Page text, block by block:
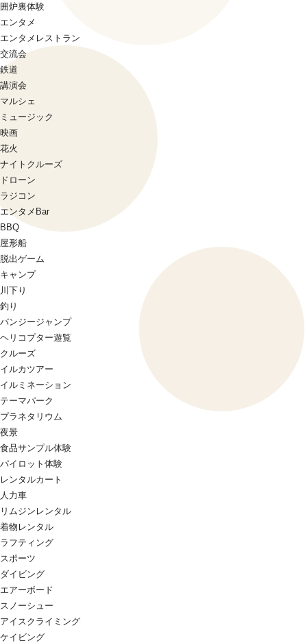
囲炉裏体験
エンタメ
エンタメレストラン
交流会
鉄道
講演会
マルシェ
ミュージック
映画
花火
ナイトクルーズ
ドローン
ラジコン
エンタメBar
BBQ
屋形船
脱出ゲーム
キャンプ
川下り
釣り
バンジージャンプ
ヘリコプター遊覧
クルーズ
イルカツアー
イルミネーション
テーマパーク
プラネタリウム
夜景
食品サンプル体験
パイロット体験
レンタルカート
人力車
リムジンレンタル
着物レンタル
ラフティング
スポーツ
ダイビング
エアーボード
スノーシュー
アイスクライミング
ケイビング